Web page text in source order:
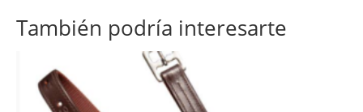
También podría interesarte
producto
tiene